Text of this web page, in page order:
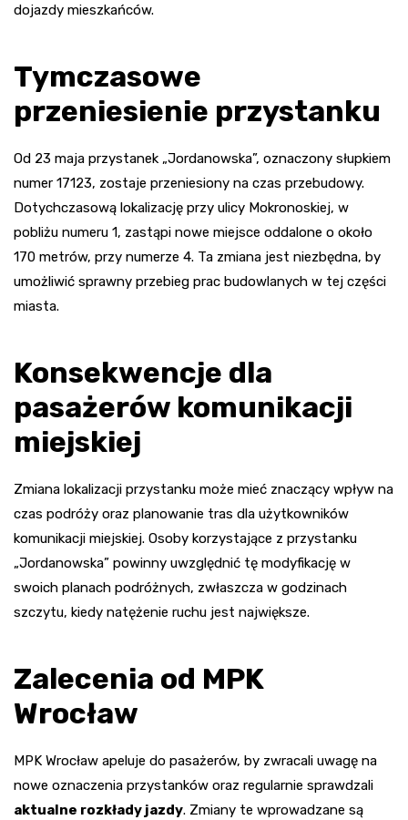
dojazdy mieszkańców.
Tymczasowe
przeniesienie przystanku
Od 23 maja przystanek „Jordanowska”, oznaczony słupkiem
numer 17123, zostaje przeniesiony na czas przebudowy.
Dotychczasową lokalizację przy ulicy Mokronoskiej, w
pobliżu numeru 1, zastąpi nowe miejsce oddalone o około
170 metrów, przy numerze 4. Ta zmiana jest niezbędna, by
umożliwić sprawny przebieg prac budowlanych w tej części
miasta.
Konsekwencje dla
pasażerów komunikacji
miejskiej
Zmiana lokalizacji przystanku może mieć znaczący wpływ na
czas podróży oraz planowanie tras dla użytkowników
komunikacji miejskiej. Osoby korzystające z przystanku
„Jordanowska” powinny uwzględnić tę modyfikację w
swoich planach podróżnych, zwłaszcza w godzinach
szczytu, kiedy natężenie ruchu jest największe.
Zalecenia od MPK
Wrocław
MPK Wrocław apeluje do pasażerów, by zwracali uwagę na
nowe oznaczenia przystanków oraz regularnie sprawdzali
aktualne rozkłady jazdy. Zmiany te wprowadzane są